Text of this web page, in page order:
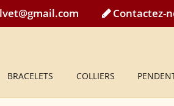
Contactez-
BRACELETS COLLIERS